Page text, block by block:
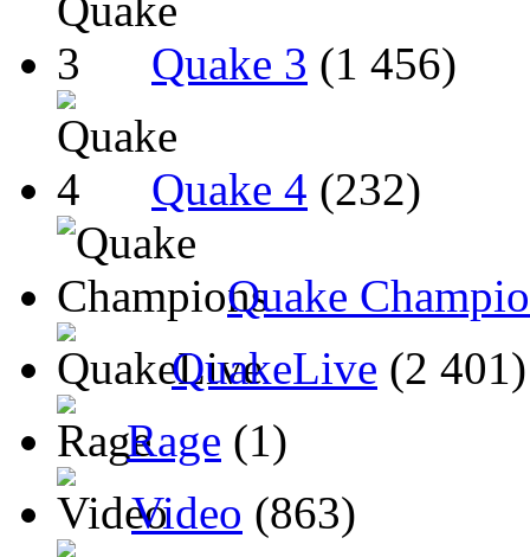
Quake 3 (1 456)
Quake 4 (232)
Quake
QuakeLive (2 401)
Rage (1)
Video (863)